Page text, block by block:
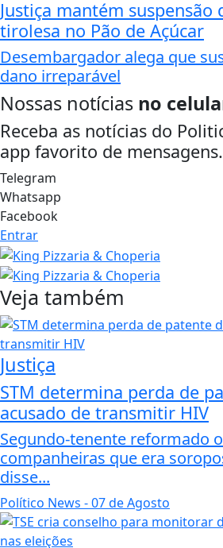
Justiça mantém suspensão
tirolesa no Pão de Açúcar
Desembargador alega que
dano irreparável
Nossas notícias no
Receba as notícias do
app favorito de mensagens.
Telegram
Whatsapp
Facebook
Entrar
Veja também
Justiça
STM determina perda de
acusado de transmitir HIV
Segundo-tenente reformado
companheiras que era
disse...
Político News - 07 de Agosto